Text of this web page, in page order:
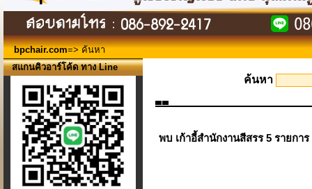
bpchair.com=> ค้นหา
สแกนคิวอาร์โค้ด ทาง Line
ค้นหา
พบ เก้าอี้สำนักงานสีสรร 5 รายการ